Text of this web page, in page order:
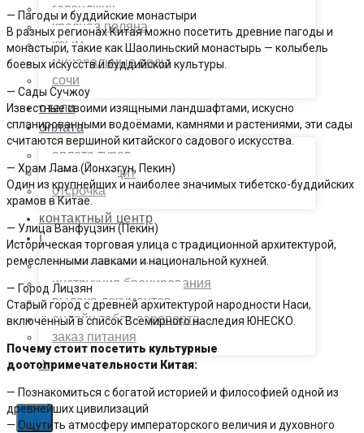
геленджик
красная поляна
крым
минеральные воды
сочи
отели
оплата
оплата туров
туры в кредит
отсрочка
контактный центр
ℹ
как подобрать тур
инструкция бронирования
выдача документов
онлайн табло аэропорта
заказ питания
✈
X
— Пагоды и буддийские монастыри
В разных регионах Китая можно посетить древние пагоды и
монастыри, такие как Шаолиньский монастырь — колыбель
боевых искусств и буддийской культуры.
— Сады Сучжоу
Известные своими изящными ландшафтами, искусно
спланированными водоёмами, камнями и растениями, эти сады
считаются вершиной китайского садового искусства.
— Храм Лама (Йонхэгун, Пекин)
Один из крупнейших и наиболее значимых тибетско-буддийских
храмов в Китае.
— Улица Ванфуцзин (Пекин)
Историческая торговая улица с традиционной архитектурой,
ремесленными лавками и национальной кухней.
— Город Лицзян
Старый город с древней архитектурой народности Наси,
включённый в список Всемирного наследия ЮНЕСКО.
Почему стоит посетить культурные
достопримечательности Китая:
— Познакомиться с богатой историей и философией одной из
древнейших цивилизаций
— Ощутить атмосферу императорского величия и духовного